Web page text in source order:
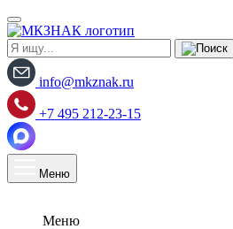
info@mkznak.ru
+7 495 212-23-15
Меню
Меню